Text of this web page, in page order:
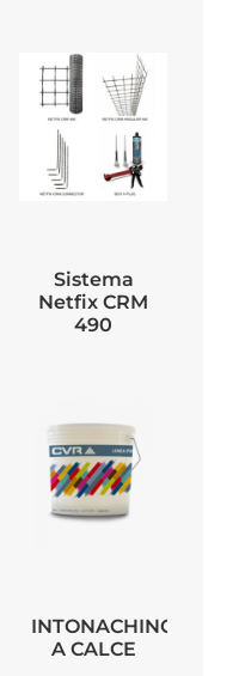
Sistema
Netfix CRM
490
INTONACHINO
A CALCE